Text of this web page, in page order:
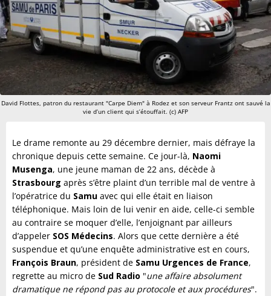
David Flottes, patron du restaurant "Carpe Diem" à Rodez et son serveur Frantz ont sauvé la
vie d’un client qui s’étouffait. (c) AFP
Le drame remonte au 29 décembre dernier, mais défraye la
chronique depuis cette semaine. Ce jour-là, Naomi
Musenga, une jeune maman de 22 ans, décède à
Strasbourg après s’être plaint d’un terrible mal de ventre à
l’opératrice du Samu avec qui elle était en liaison
téléphonique. Mais loin de lui venir en aide, celle-ci semble
au contraire se moquer d’elle, l’enjoignant par ailleurs
d’appeler SOS Médecins. Alors que cette dernière a été
suspendue et qu’une enquête administrative est en cours,
François Braun, président de Samu Urgences de France,
regrette au micro de Sud Radio "une affaire absolument
dramatique ne répond pas au protocole et aux procédures".